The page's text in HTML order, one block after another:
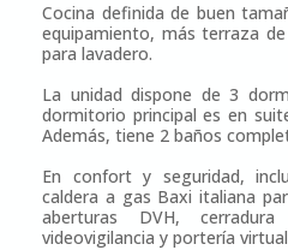
Cocina definida de buen
equipamiento, más terraza
para lavadero.
La unidad dispone de 3
dormitorio principal es en
Además, tiene 2 baños
En confort y seguridad,
caldera a gas Baxi italiana
aberturas DVH,
videovigilancia y portería